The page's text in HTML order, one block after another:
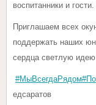
воспитанники и
Приглашаем всех
поддержать наших
сердца светлую
#МыВсегдаРядом
едсаратов